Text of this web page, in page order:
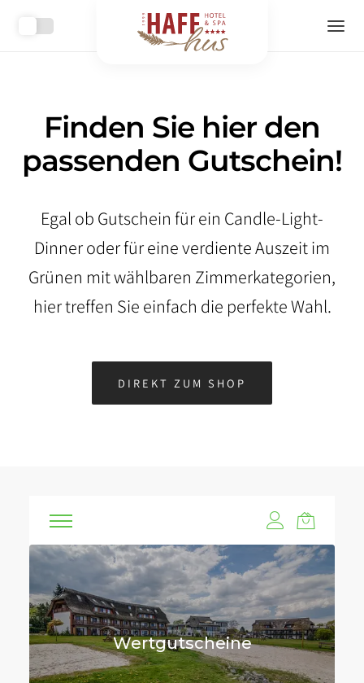
f
f
h
u
s
Finden Sie hier den
passenden Gutschein!
Egal ob Gutschein für ein Candle-Light-
Dinner oder für eine verdiente Auszeit im
Grünen mit wählbaren Zimmerkategorien,
hier treffen Sie einfach die perfekte Wahl.
DIREKT ZUM SHOP